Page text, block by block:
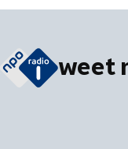
weet